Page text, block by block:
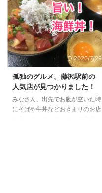
2020/7/29
孤独のグルメ。藤沢駅前の
人気店が見つかりました！
みなさん、出先でお腹が空いた時
にそばや牛丼などおきまりのお店